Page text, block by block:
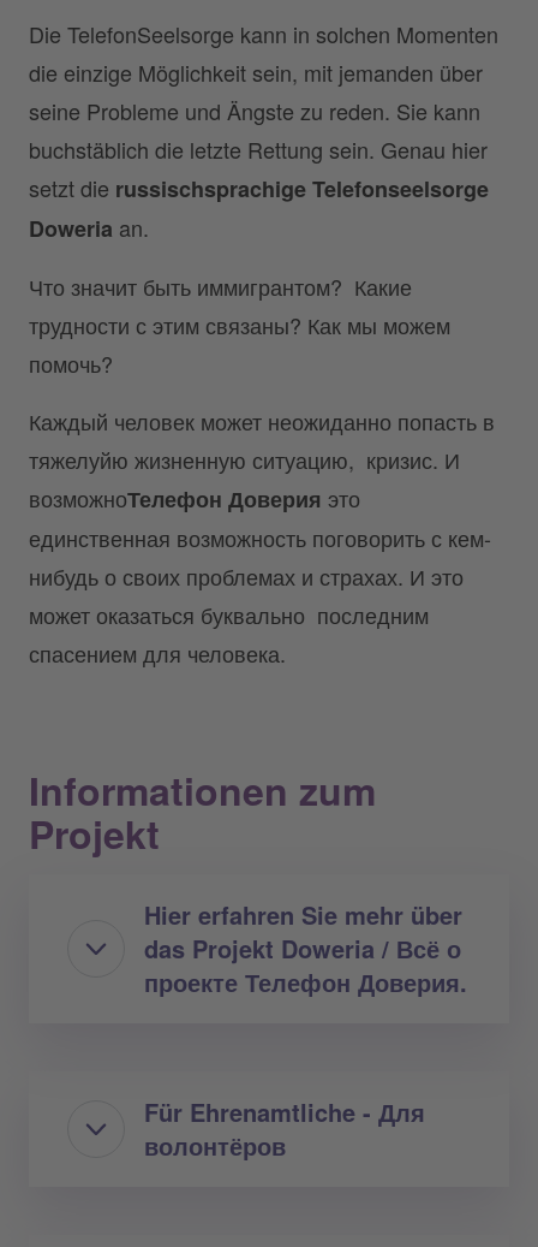
Die TelefonSeelsorge kann in solchen Momenten
die einzige Möglichkeit sein, mit jemanden über
seine Probleme und Ängste zu reden. Sie kann
buchstäblich die letzte Rettung sein. Genau hier
setzt die russischsprachige Telefonseelsorge
Doweria an.
Что значит быть иммигрантом? Какие
трудности с этим связаны? Как мы можем
помочь?
Каждый человек может неожиданно попасть в
тяжелуйю жизненную ситуацию, кризис. И
возможноТелефон Доверия это
единственная возможность поговорить с кем-
нибудь о своих проблемах и страхах. И это
может оказаться буквально последним
спасением для человека.
Informationen zum
Projekt
Hier erfahren Sie mehr über
das Projekt Doweria / Всё о
проекте Телефон Доверия.
Für Ehrenamtliche - Для
волонтёров